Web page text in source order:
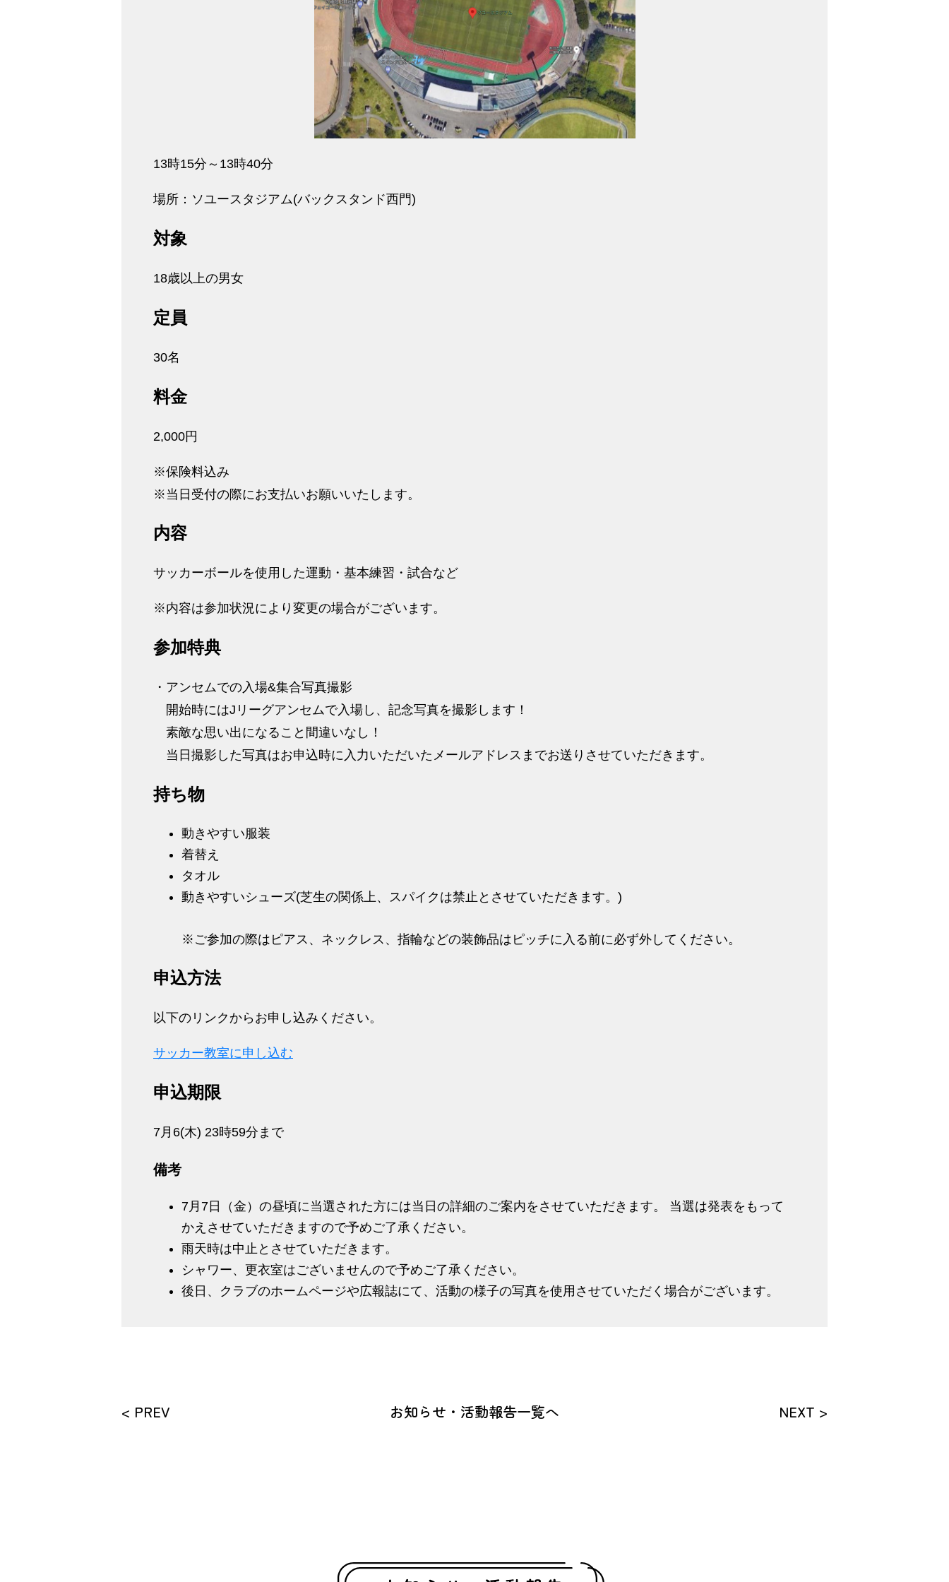
13時15分～13時40分
場所：ソユースタジアム(バックスタンド西門)
対象
18歳以上の男女
定員
30名
料金
2,000円
※保険料込み
※当日受付の際にお支払いお願いいたします。
内容
サッカーボールを使用した運動・基本練習・試合など
※内容は参加状況により変更の場合がございます。
参加特典
・アンセムでの入場&集合写真撮影
開始時にはJリーグアンセムで入場し、記念写真を撮影します！
素敵な思い出になること間違いなし！
当日撮影した写真はお申込時に入力いただいたメールアドレスまでお送りさせていただきます。
持ち物
動きやすい服装
着替え
タオル
動きやすいシューズ(芝生の関係上、スパイクは禁止とさせていただきます。)
※ご参加の際はピアス、ネックレス、指輪などの装飾品はピッチに入る前に必ず外してください。
申込方法
以下のリンクからお申し込みください。
サッカー教室に申し込む
申込期限
7月6(木) 23時59分まで
備考
7月7日（金）の昼頃に当選された方には当日の詳細のご案内をさせていただきます。 当選は発表をもって
かえさせていただきますので予めご了承ください。
雨天時は中止とさせていただきます。
シャワー、更衣室はございませんので予めご了承ください。
後日、クラブのホームページや広報誌にて、活動の様子の写真を使用させていただく場合がございます。
< PREV お知らせ・活動報告一覧へ NEXT >